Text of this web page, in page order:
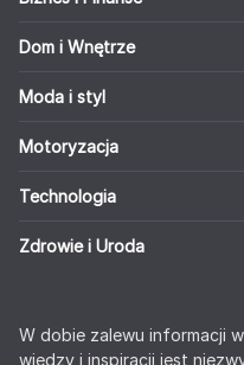
Dom i Wnętrze
Moda i styl
Motoryzacja
Technologia
Zdrowie i Uroda
W dobie zalewu informacji
wiedzy i inspiracji jest